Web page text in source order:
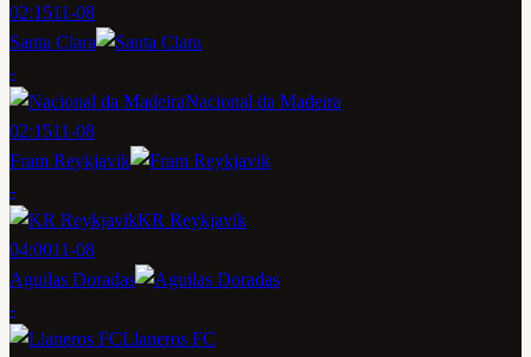
02:1511-08
Santa Clara
-
Nacional da Madeira
02:1511-08
Fram Reykjavik
-
KR Reykjavik
04:0011-08
Aguilas Doradas
-
Llaneros FC